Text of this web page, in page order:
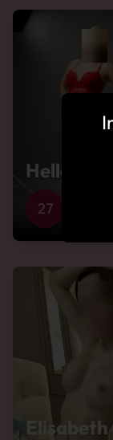
Helle
27
Elisabeth